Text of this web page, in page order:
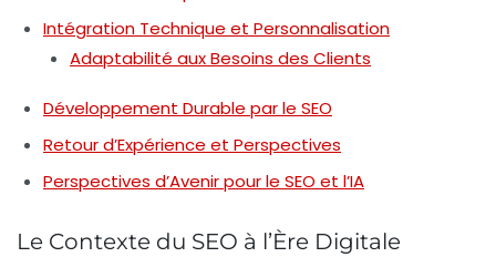
Intégration Technique et Personnalisation
Adaptabilité aux Besoins des Clients
Développement Durable par le SEO
Retour d’Expérience et Perspectives
Perspectives d’Avenir pour le SEO et l’IA
Le Contexte du SEO à l’Ère Digitale